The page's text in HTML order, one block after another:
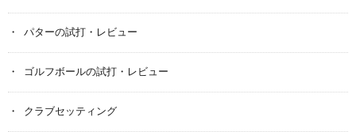
パターの試打・レビュー
ゴルフボールの試打・レビュー
クラブセッティング